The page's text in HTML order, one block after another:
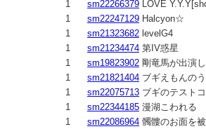
1
sm22266379
LOVE
1
sm22247129 Halcyon☆
1
sm21323682 levelG4
1
sm21234474 第IV惑星
1
sm19823902 剛竜馬が出演
1
sm21821404 ブギえもんの
1
sm22075713 ブギのテスト
1
sm22344185 漫湖こわれる
1
sm22086964 髑髏のお面を